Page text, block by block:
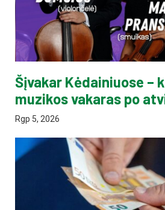
Šįvakar Kėdainiuose –
muzikos vakaras po
Rgp 5, 2026